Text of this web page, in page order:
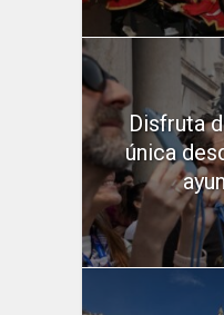
Disfruta
única